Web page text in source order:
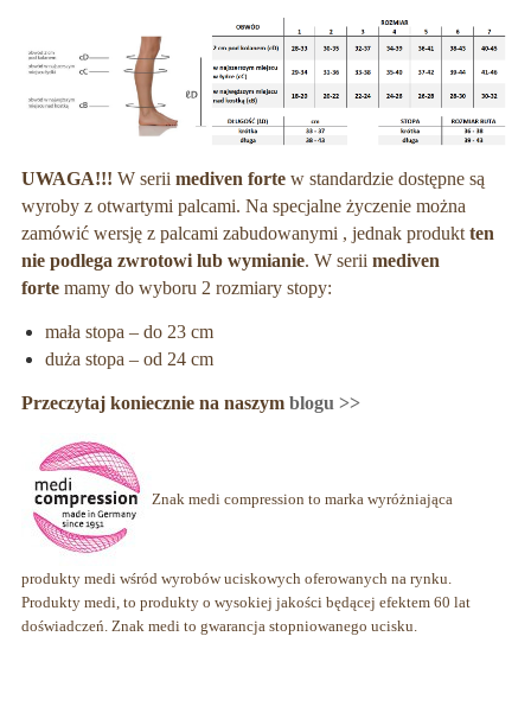
UWAGA!!! W serii mediven forte w standardzie dostępne są
wyroby z otwartymi palcami. Na specjalne życzenie można
zamówić wersję z palcami zabudowanymi , jednak produkt ten
nie podlega zwrotowi lub wymianie. W serii mediven
forte mamy do wyboru 2 rozmiary stopy:
mała stopa – do 23 cm
duża stopa – od 24 cm
Przeczytaj koniecznie na naszym blogu >>
Znak medi compression to marka wyróżniająca
produkty medi wśród wyrobów uciskowych oferowanych na rynku.
Produkty medi, to produkty o wysokiej jakości będącej efektem 60 lat
doświadczeń. Znak medi to gwarancja stopniowanego ucisku.